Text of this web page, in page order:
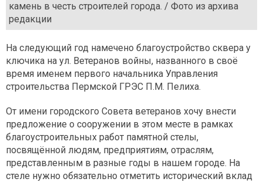
камень в честь строителей города. / Фото из архива
редакции
На следующий год намечено благоустройство сквера у
ключика на ул. Ветеранов войны, названного в своё
время именем первого начальника Управления
строительства Пермской ГРЭС П.М. Пелиха.
От имени городского Совета ветеранов хочу внести
предложение о сооружении в этом месте в рамках
благоустроительных работ памятной стелы,
посвящённой людям, предприятиям, отраслям,
представленным в разные годы в нашем городе. На
стеле нужно обязательно отметить исторический вклад